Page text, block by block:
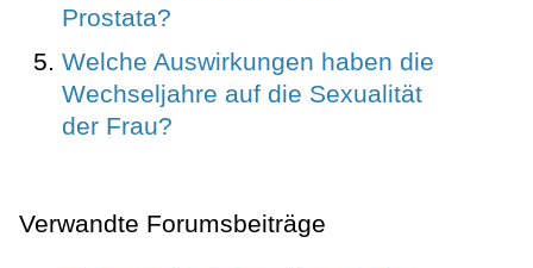
Prostata?
Welche Auswirkungen haben die
Wechseljahre auf die Sexualität
der Frau?
Verwandte Forumsbeiträge